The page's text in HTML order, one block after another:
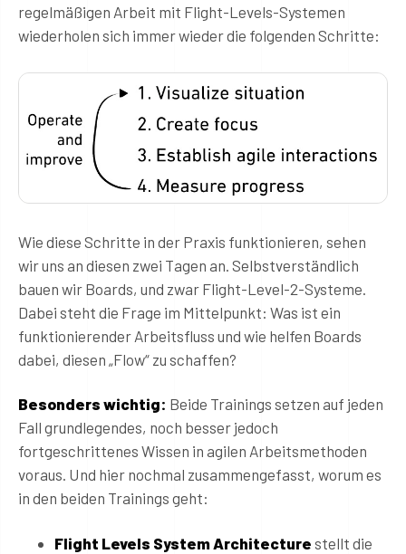
regelmäßigen Arbeit mit Flight-Levels-Systemen
wiederholen sich immer wieder die folgenden Schritte:
Wie diese Schritte in der Praxis funktionieren, sehen
wir uns an diesen zwei Tagen an. Selbstverständlich
bauen wir Boards, und zwar Flight-Level-2-Systeme.
Dabei steht die Frage im Mittelpunkt: Was ist ein
funktionierender Arbeitsfluss und wie helfen Boards
dabei, diesen „Flow“ zu schaffen?
Besonders wichtig: Beide Trainings setzen auf jeden
Fall grundlegendes, noch besser jedoch
fortgeschrittenes Wissen in agilen Arbeitsmethoden
voraus. Und hier nochmal zusammengefasst, worum es
in den beiden Trainings geht:
Flight Levels System Architecture stellt die